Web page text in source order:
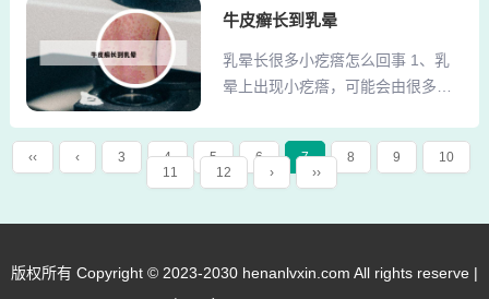
再针对性地选择治疗办法。如果皮
且比较瘙痒，患者可以针对性地使
用止痒药物，比如炉甘石洗剂、无
极膏等药物。临床上主要是进行
抗...
癣不是通过病原真菌感染引起的。
起也不会感染牛皮癣，所牛皮癣不
会传染。2、而刮痧不仅可以驱散
过应用补泄手法起到调血理气， 疏
通经络， 活血化瘀， 促使病变部位
器官、细胞得到营养和氧气的补
治愈疾病的目的。黄褐斑系为气滞
牛皮癣长到乳晕
乳晕长很多小疙瘩怎么回事 1、乳
晕上出现小疙瘩，可能会由很多种
造成的，需要具体情况具体分析。
最常见的考虑是乳腺化脓引起的包
块。考虑是哺乳期诱发引起的。考
下，乳晕上的小疙瘩称之为皮脂
‹‹ ‹ 3 4 5 6 7 8 9
10
11
12 › ››
版权所有 Copyright © 2023-2030 henanlvxin.com All rights reserve |